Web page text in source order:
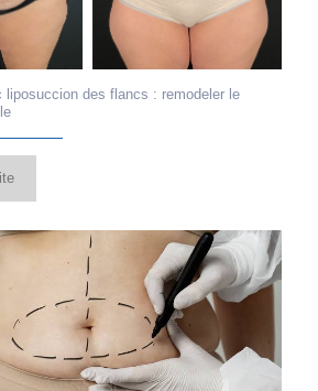
liposuccion des flancs : remodeler le